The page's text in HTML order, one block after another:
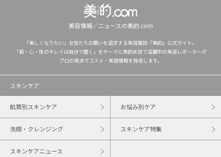
美容情報／ニュースの美的.com
「美しくなりたい」女性たちの願いを追求する美容雑誌『美的』公式サイト。
「肌・心・体のキレイは自分で磨く」をテーマに美的本誌で活躍中の美容レポーターが
プロの視点でコスメ・美容情報を発信します。
スキンケア
肌質別スキンケア お悩み別ケア
洗顔・クレンジング スキンケア特集
スキンケアニュース